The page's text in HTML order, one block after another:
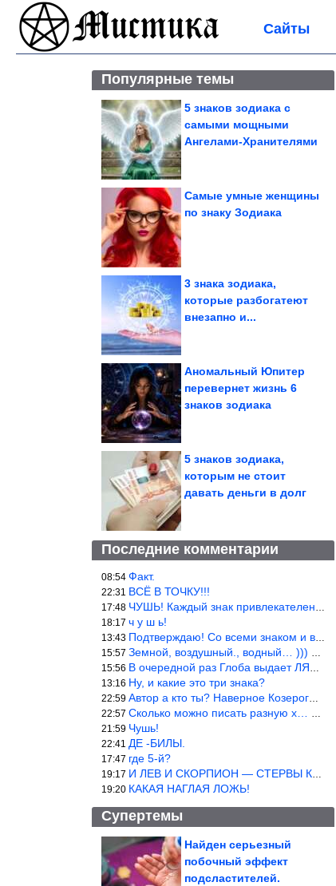
Сайты
Популярные темы
5 знаков зодиака с
самыми мощными
Ангелами-Хранителями
Самые умные женщины
по знаку Зодиака
3 знака зодиака,
которые разбогатеют
внезапно и...
Аномальный Юпитер
перевернет жизнь 6
знаков зодиака
5 знаков зодиака,
которым не стоит
давать деньги в долг
Последние комментарии
08:54 Факт.
22:31 ВСЁ В ТОЧКУ!!!
17:48 ЧУШЬ! Каждый знак привлекателен! И среди Весов, Близнецов встреч
18:17 ч у ш ь!
13:43 Подтверждаю! Со всеми знаком и все одиноки и Я )))
15:57 Земной, воздушный., водный… ))) выбери сам трех из 9 )))
15:56 В очередной раз Глоба выдает ЛЯП! А корректоры, редакторы пропус
13:16 Ну, и какие это три знака?
22:59 Автор а кто ты? Наверное Козерог… Рога жена Рыба наставила ))
22:57 Сколько можно писать разную х… йню? Автор что то обкурился?
21:59 Чушь!
22:41 ДЕ -БИЛЫ.
17:47 где 5-й?
19:17 И ЛЕВ И СКОРПИОН — СТЕРВЫ КАКИХ ЕЩЕ ПОИСКАТЬ НАДО
19:20 КАКАЯ НАГЛАЯ ЛОЖЬ!
Супертемы
Смешные фото
Найден серьезный
побочный эффект
подсластителей.